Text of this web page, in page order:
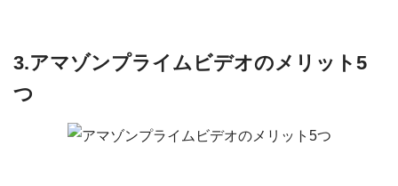
3.アマゾンプライムビデオのメリット5
つ